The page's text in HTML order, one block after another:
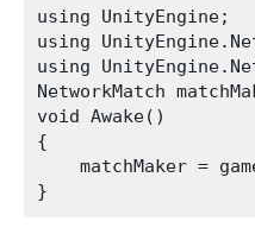
using UnityEngine;
using
using
NetworkMatch
void Awake()
{
matchMaker =